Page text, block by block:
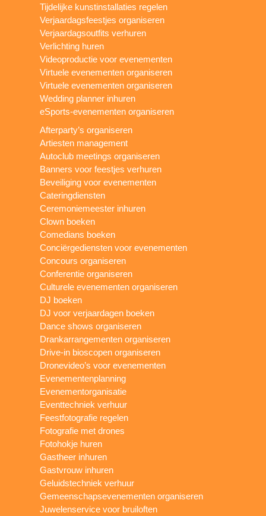
Tijdelijke kunstinstallaties regelen
Verjaardagsfeestjes organiseren
Verjaardagsoutfits verhuren
Verlichting huren
Videoproductie voor evenementen
Virtuele evenementen organiseren
Virtuele evenementen organiseren
Wedding planner inhuren
eSports-evenementen organiseren
Afterparty’s organiseren
Artiesten management
Autoclub meetings organiseren
Banners voor feestjes verhuren
Beveiliging voor evenementen
Cateringdiensten
Ceremoniemeester inhuren
Clown boeken
Comedians boeken
Conciërgediensten voor evenementen
Concours organiseren
Conferentie organiseren
Culturele evenementen organiseren
DJ boeken
DJ voor verjaardagen boeken
Dance shows organiseren
Drankarrangementen organiseren
Drive-in bioscopen organiseren
Dronevideo’s voor evenementen
Evenementenplanning
Evenementorganisatie
Eventtechniek verhuur
Feestfotografie regelen
Fotografie met drones
Fotohokje huren
Gastheer inhuren
Gastvrouw inhuren
Geluidstechniek verhuur
Gemeenschapsevenementen organiseren
Juwelenservice voor bruiloften